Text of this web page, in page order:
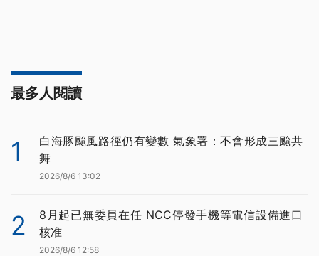
最多人閱讀
1
白海豚颱風路徑仍有變數 氣象署：不會形成三颱共
舞
2026/8/6 13:02
2
8月起已無委員在任 NCC停發手機等電信設備進口
核准
2026/8/6 12:58